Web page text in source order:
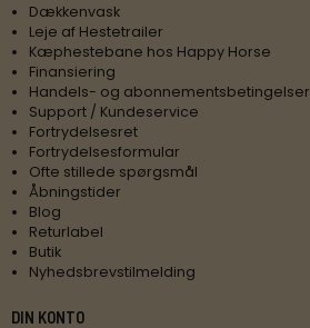
Dækkenvask
Leje af Hestetrailer
Kæphestebane hos Happy Horse
Finansiering
Handels- og abonnementsbetingelser
Support / Kundeservice
Fortrydelsesret
Fortrydelsesformular
Ofte stillede spørgsmål
Åbningstider
Blog
Returlabel
Butik
Nyhedsbrevstilmelding
DIN KONTO